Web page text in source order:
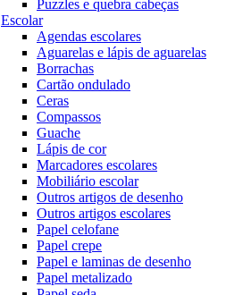
Puzzles e quebra cabeças
Escolar
Agendas escolares
Aguarelas e lápis de aguarelas
Borrachas
Cartão ondulado
Ceras
Compassos
Guache
Lápis de cor
Marcadores escolares
Mobiliário escolar
Outros artigos de desenho
Outros artigos escolares
Papel celofane
Papel crepe
Papel e laminas de desenho
Papel metalizado